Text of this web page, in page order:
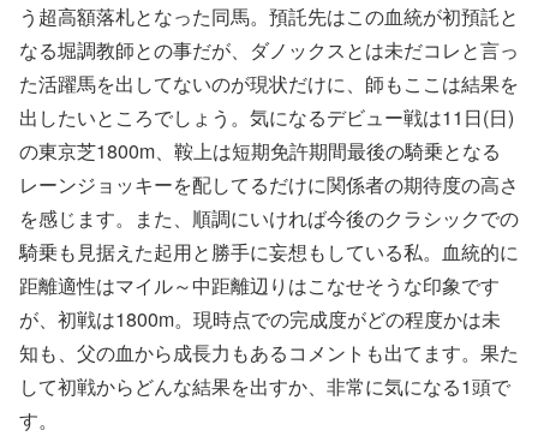
う超高額落札となった同馬。預託先はこの血統が初預託と
なる堀調教師との事だが、ダノックスとは未だコレと言っ
た活躍馬を出してないのが現状だけに、師もここは結果を
出したいところでしょう。気になるデビュー戦は11日(日)
の東京芝1800m、鞍上は短期免許期間最後の騎乗となる
レーンジョッキーを配してるだけに関係者の期待度の高さ
を感じます。また、順調にいければ今後のクラシックでの
騎乗も見据えた起用と勝手に妄想もしている私。血統的に
距離適性はマイル～中距離辺りはこなせそうな印象です
が、初戦は1800m。現時点での完成度がどの程度かは未
知も、父の血から成長力もあるコメントも出てます。果た
して初戦からどんな結果を出すか、非常に気になる1頭で
す。